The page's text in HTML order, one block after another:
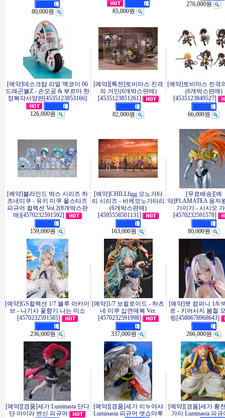
80,000원 85,000원
276,000원
[예약]데스크탑 리얼 맥코이 06
드래곤볼Z - 손오공 & 부르마 한
정복각사양판[4535123853166]
126,000원
[예약][특전]토비마스 진격
의 거인(6개박스판매)
[4535123851261]
82,000원
[예약]토비마스 진격
(6개박스판매)
[4535123849527]
66,000원
[예약]블라인드 박스 시리즈 하
츠네미쿠 - 유키 미쿠 올스타즈
피규어 컬렉션 Vol.2(8개박스판
매)[4570232591592]
159,000원
[예약]CHILLfigg 모노가타
리 시리즈 - 바케모노가타리
(6개박스판매)
[4595558501131]
163,000원
[무료배송][예
약]PLAMATEA 용자
가이가 - 시시오
[4570232591578]
80,000원
[예약]GS컬렉션 1/7 블루 아카이
브 - 나기사 꽃향기 나는 미소
[4570232591585]
236,000원
[예약]1/7 보컬로이드 - 하츠
네 미쿠 십면매복 Ver.
[4570232591998]
337,000원
[예약]팻 컴퍼니 1/6
로 - 키어사지 봄철
링[4580678968643]
266,000원
[예약][경품]세가 Luminasta 단다
단 아이라 변신 피규어
[예약][경품]세가 이누야샤
Luminasta 피규어 셋쇼마루
[예약][경품]세가 황
가이 Luminasta 피규